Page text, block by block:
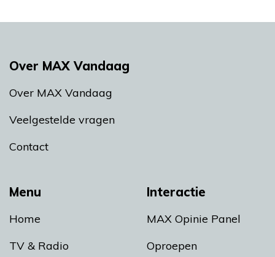
Menu
Home
TV & Radio
Interactie
MAX Opinie Panel
Oproepen
Over MAX Vandaag
Over MAX Vandaag
Veelgestelde vragen
Contact